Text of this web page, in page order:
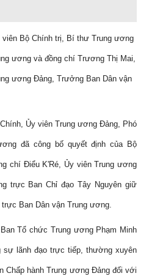
Bộ Chính trị, Bí thư Trung ương
ương và đồng chí Trương Thị Mai,
ương Đảng, Trưởng Ban Dân vận
Ủy viên Trung ương Đảng, Phó
đã công bố quyết định của Bộ
chí Điểu K'Ré, Ủy viên Trung ương
trực Ban Chỉ đạo Tây Nguyên giữ
Ban Dân vận Trung ương.
Tổ chức Trung ương Phạm Minh
lãnh đạo trực tiếp, thường xuyên
Chấp hành Trung ương Đảng đối với